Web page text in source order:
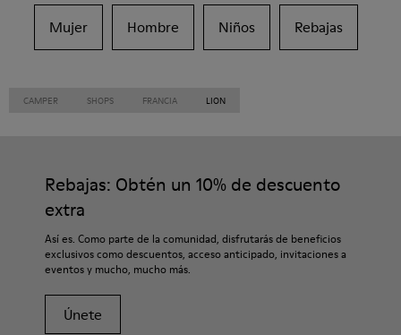
Mujer Hombre Niños Rebajas
CAMPER SHOPS FRANCIA LION
Rebajas: Obtén un 10% de descuento
extra
Así es. Como parte de la comunidad, disfrutarás de beneficios
exclusivos como descuentos, acceso anticipado, invitaciones a
eventos y mucho, mucho más.
Únete